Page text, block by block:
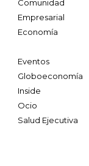
Comunidad
Empresarial
Economía
Eventos
Globoeconomía
Inside
Ocio
Salud Ejecutiva